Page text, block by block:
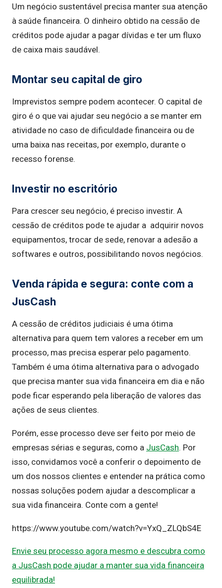
Um negócio sustentável precisa manter sua atenção
à saúde financeira. O dinheiro obtido na cessão de
créditos pode ajudar a pagar dívidas e ter um fluxo
de caixa mais saudável.
Montar seu capital de giro
Imprevistos sempre podem acontecer. O capital de
giro é o que vai ajudar seu negócio a se manter em
atividade no caso de dificuldade financeira ou de
uma baixa nas receitas, por exemplo, durante o
recesso forense.
Investir no escritório
Para crescer seu negócio, é preciso investir. A
cessão de créditos pode te ajudar a adquirir novos
equipamentos, trocar de sede, renovar a adesão a
softwares e outros, possibilitando novos negócios.
Venda rápida e segura: conte com a
JusCash
A cessão de créditos judiciais é uma ótima
alternativa para quem tem valores a receber em um
processo, mas precisa esperar pelo pagamento.
Também é uma ótima alternativa para o advogado
que precisa manter sua vida financeira em dia e não
pode ficar esperando pela liberação de valores das
ações de seus clientes.
Porém, esse processo deve ser feito por meio de
empresas sérias e seguras, como a JusCash. Por
isso, convidamos você a conferir o depoimento de
um dos nossos clientes e entender na prática como
nossas soluções podem ajudar a descomplicar a
sua vida financeira. Conte com a gente!
https://www.youtube.com/watch?v=YxQ_ZLQbS4E
Envie seu processo agora mesmo e descubra como
a JusCash pode ajudar a manter sua vida financeira
equilibrada!